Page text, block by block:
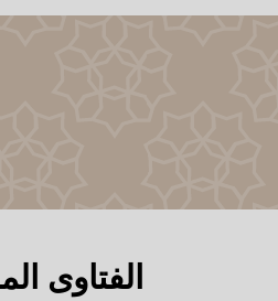
الفتاوى